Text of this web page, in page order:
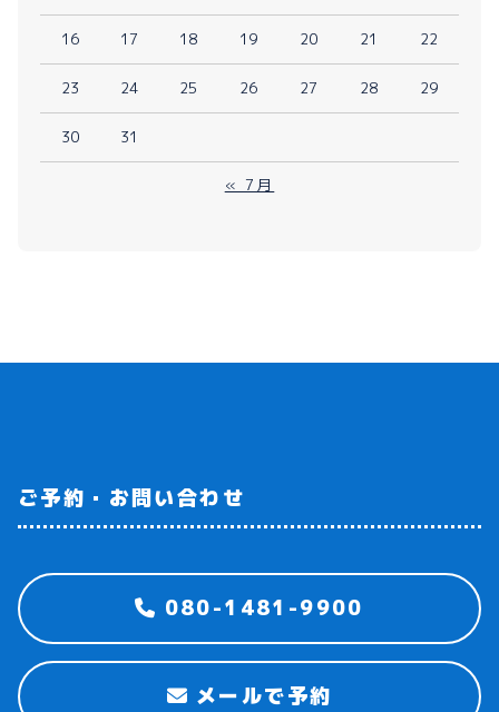
16 17 18 19 20 21 22
23 24 25 26 27 28 29
30 31
« 7月
ご予約・お問い合わせ
080-1481-9900
メールで予約